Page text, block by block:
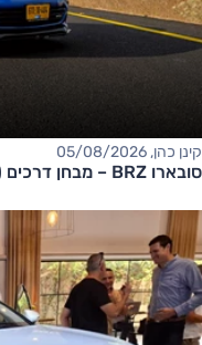
קינן כהן, 05/08/2026
סובארו BRZ – מבחן דרכים (tS)